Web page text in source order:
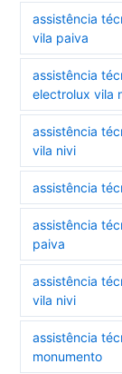
assistência
vila paiva
assistência
electrolux vila
assistência
vila nivi
assistência
assistência
paiva
assistência
vila nivi
assistência
monumento